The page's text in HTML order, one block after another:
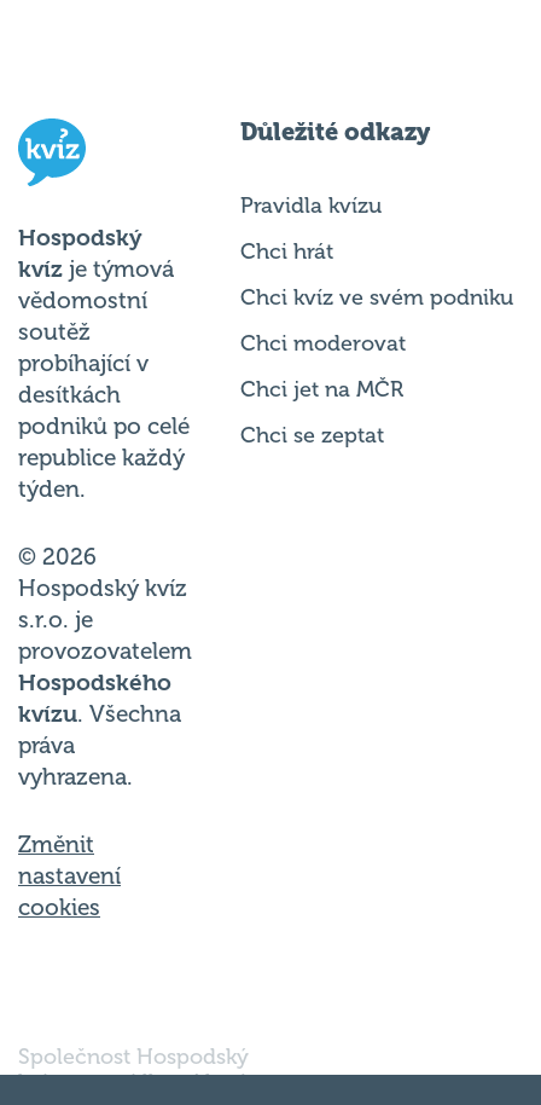
Hospodský
kvíz je týmová
vědomostní
soutěž
probíhající v
desítkách
podniků po celé
republice každý
týden.
© 2026
Hospodský kvíz
s.r.o. je
provozovatelem
Hospodského
kvízu. Všechna
práva
vyhrazena.
Změnit
nastavení
cookies
Důležité odkazy
Pravidla kvízu
Chci hrát
Chci kvíz ve svém podniku
Chci moderovat
Chci jet na MČR
Chci se zeptat
Společnost Hospodský
kvíz s.r.o., sídlem Nové